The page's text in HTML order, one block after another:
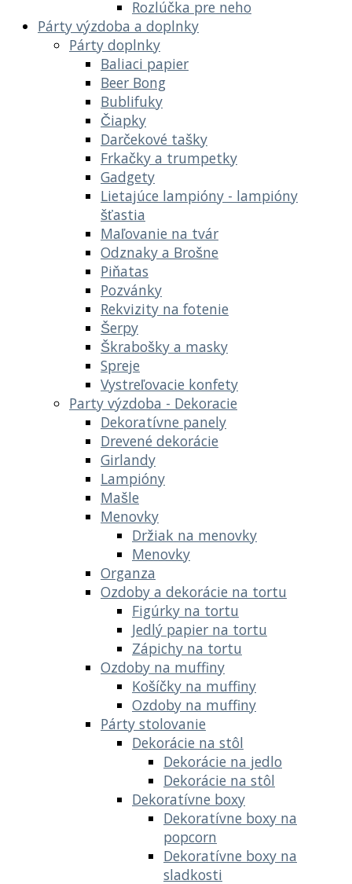
Rozlúčka pre neho
Párty výzdoba a doplnky
Párty doplnky
Baliaci papier
Beer Bong
Bublifuky
Čiapky
Darčekové tašky
Frkačky a trumpetky
Gadgety
Lietajúce lampióny - lampióny
šťastia
Maľovanie na tvár
Odznaky a Brošne
Piňatas
Pozvánky
Rekvizity na fotenie
Šerpy
Škrabošky a masky
Spreje
Vystreľovacie konfety
Party výzdoba - Dekoracie
Dekoratívne panely
Drevené dekorácie
Girlandy
Lampióny
Mašle
Menovky
Držiak na menovky
Menovky
Organza
Ozdoby a dekorácie na tortu
Figúrky na tortu
Jedlý papier na tortu
Zápichy na tortu
Ozdoby na muffiny
Košíčky na muffiny
Ozdoby na muffiny
Párty stolovanie
Dekorácie na stôl
Dekorácie na jedlo
Dekorácie na stôl
Dekoratívne boxy
Dekoratívne boxy na
popcorn
Dekoratívne boxy na
sladkosti